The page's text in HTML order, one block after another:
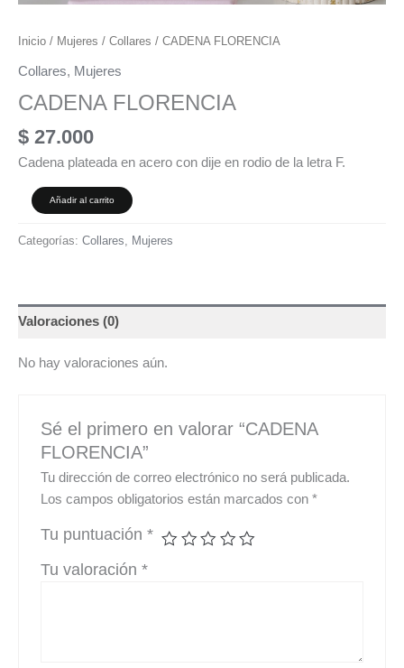
Inicio / Mujeres / Collares / CADENA FLORENCIA
Collares, Mujeres
CADENA FLORENCIA
$ 27.000
Cadena plateada en acero con dije en rodio de la letra F.
Añadir al carrito
Categorías: Collares Mujeres
Valoraciones (0)
No hay valoraciones aún.
Sé el primero en valorar “CADENA
FLORENCIA”
Tu dirección de correo electrónico no será publicada.
Los campos obligatorios están marcados con*
Tu puntuación*
Tu valoración*